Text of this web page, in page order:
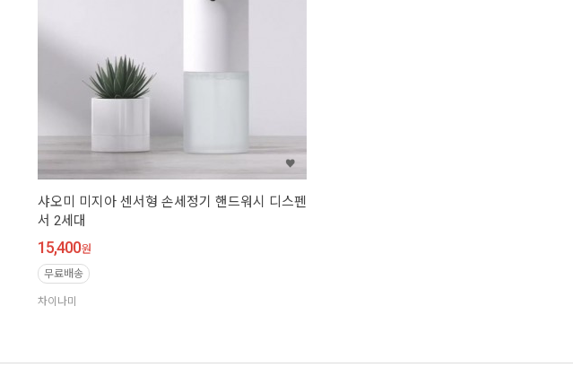
샤오미 미지아 센서형 손세정기 핸드워시 디스펜
서 2세대
15,400원
무료배송
차이나미